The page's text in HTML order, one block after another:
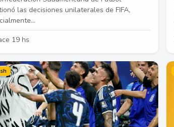
las decisiones unilaterales de FIFA,
19 hs